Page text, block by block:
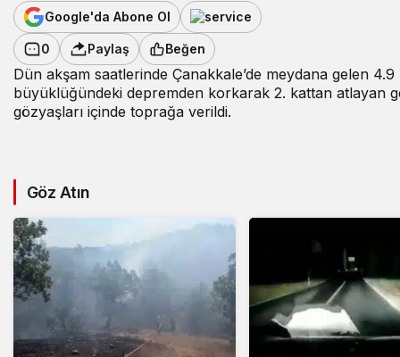
Google'da Abone Ol
0 Paylaş Beğen
Dün akşam saatlerinde Çanakkale’de meydana gelen 4.9
büyüklüğündeki depremden korkarak 2. kattan atlayan
gözyaşları içinde toprağa verildi.
Göz Atın